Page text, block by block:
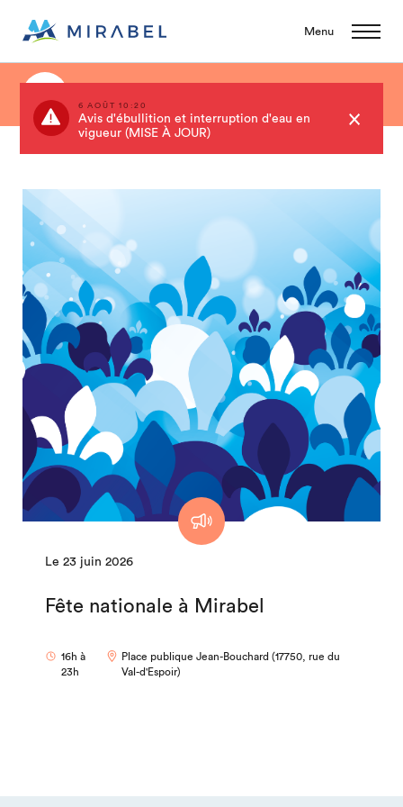
Menu
6 AOÛT 10:20
Avis d'ébullition et interruption d'eau en
vigueur (MISE À JOUR)
Le 23 juin 2026
Fête nationale à Mirabel
16h à
23h
Place publique Jean-Bouchard (17750, rue du
Val-d'Espoir)